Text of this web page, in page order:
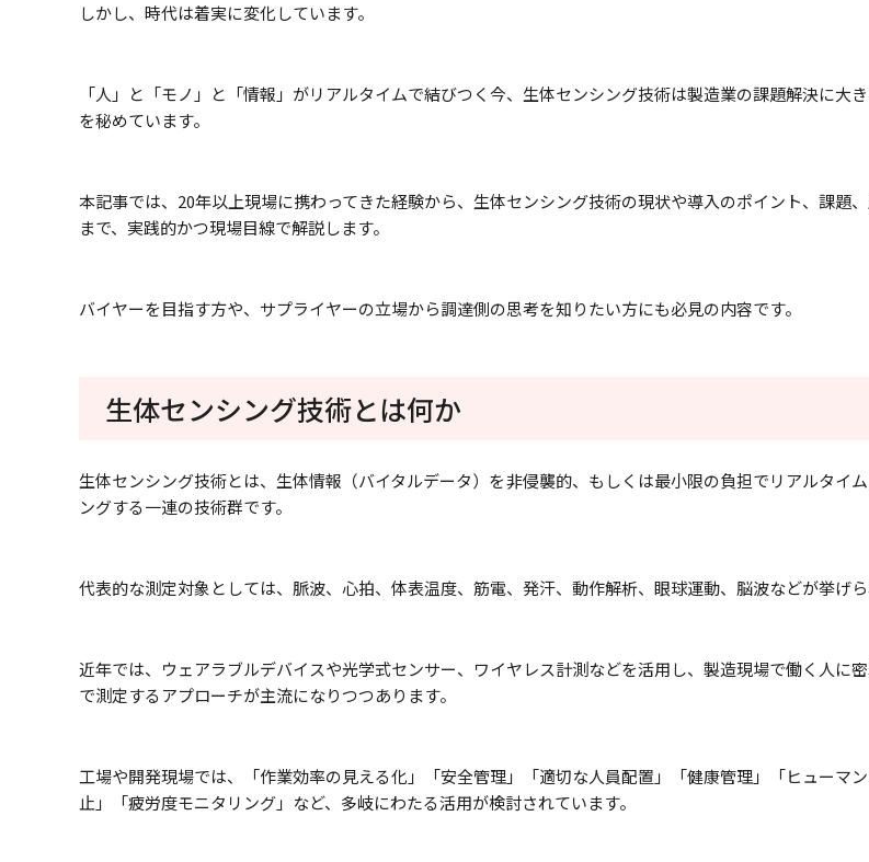
しかし、時代は着実に変化しています。
「人」と「モノ」と「情報」がリアルタイムで結びつく今、生体センシング技術は製造業の課題解決に大
を秘めています。
本記事では、20年以上現場に携わってきた経験から、生体センシング技術の現状や導入のポイント、課題
まで、実践的かつ現場目線で解説します。
バイヤーを目指す方や、サプライヤーの立場から調達側の思考を知りたい方にも必見の内容です。
生体センシング技術とは何か
生体センシング技術とは、生体情報（バイタルデータ）を非侵襲的、もしくは最小限の負担でリアルタイ
ングする一連の技術群です。
代表的な測定対象としては、脈波、心拍、体表温度、筋電、発汗、動作解析、眼球運動、脳波などが挙げら
近年では、ウェアラブルデバイスや光学式センサー、ワイヤレス計測などを活用し、製造現場で働く人に
で測定するアプローチが主流になりつつあります。
工場や開発現場では、「作業効率の見える化」「安全管理」「適切な人員配置」「健康管理」「ヒューマ
止」「疲労度モニタリング」など、多岐にわたる活用が検討されています。